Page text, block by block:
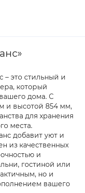
– это стильный и
который
дома. С
и высотой 854 мм,
для хранения
места.
добавит уют и
из качественных
и
гостиной или
но и
вашего